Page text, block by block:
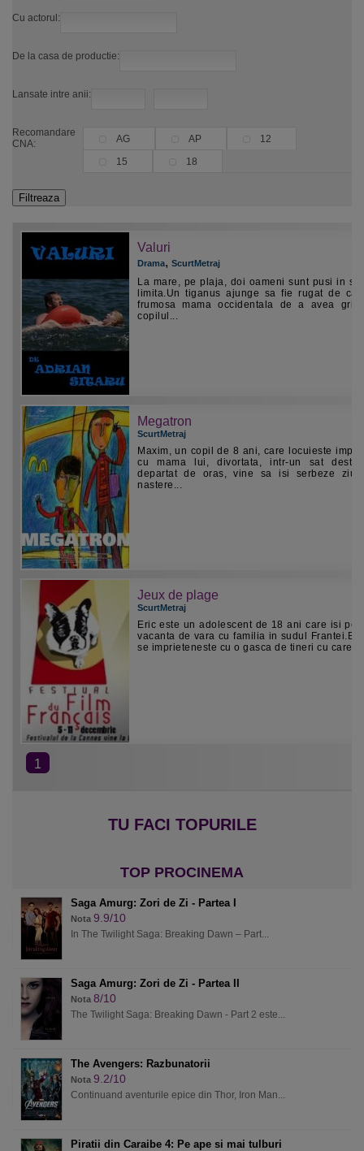
Cu actorul:
De la casa de productie:
Lansate intre anii:
Recomandare
CNA:
AG AP
12
15
18
Valuri
Drama, ScurtMetraj
La mare, pe plaja, doi oameni sunt pusi in
limita.Un tiganus ajunge sa fie rugat de
frumosa mama occidentala de a avea
copilul...
Megatron
ScurtMetraj
Maxim, un copil de 8 ani, care locuieste
cu mama lui, divortata, intr-un sat
departat de oras, vine sa isi serbeze
nastere...
Jeux de plage
ScurtMetraj
Eric este un adolescent de 18 ani care isi
vacanta de vara cu familia in sudul
se imprieteneste cu o gasca de tineri cu care...
1
Saga Amurg: Zori de Zi - Partea I
Nota 9.9/10
In The Twilight Saga: Breaking Dawn – Part...
Saga Amurg: Zori de Zi - Partea II
Nota 8/10
The Twilight Saga: Breaking Dawn - Part 2 este...
The Avengers: Razbunatorii
Nota 9.2/10
Continuand aventurile epice din Thor, Iron Man...
Piratii din Caraibe 4: Pe ape si mai tulburi